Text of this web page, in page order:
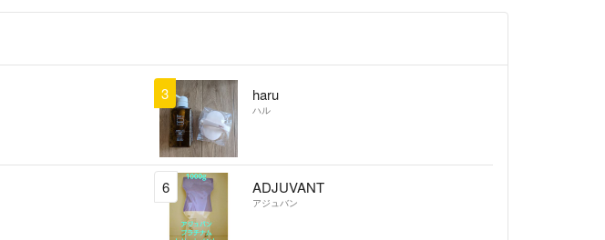
3 haru
ハル
6 ADJUVANT
アジュバン